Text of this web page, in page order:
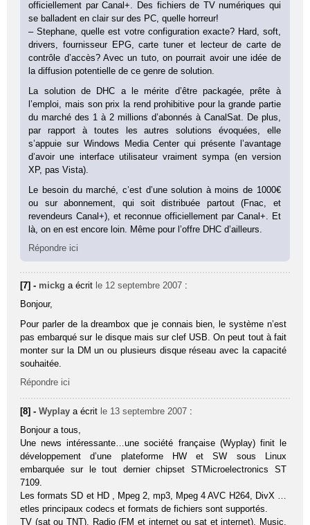
officiellement par Canal+. Des fichiers de TV numériques qui
se balladent en clair sur des PC, quelle horreur!
– Stephane, quelle est votre configuration exacte? Hard, soft,
drivers, fournisseur EPG, carte tuner et lecteur de carte de
contrôle d’accès? Avec un tuto, on pourrait avoir une idée de
la diffusion potentielle de ce genre de solution.
La solution de DHC a le mérite d’être packagée, prête à
l’emploi, mais son prix la rend prohibitive pour la grande partie
du marché des 1 à 2 millions d’abonnés à CanalSat. De plus,
par rapport à toutes les autres solutions évoquées, elle
s’appuie sur Windows Media Center qui présente l’avantage
d’avoir une interface utilisateur vraiment sympa (en version
XP, pas Vista).
Le besoin du marché, c’est d’une solution à moins de 1000€
ou sur abonnement, qui soit distribuée partout (Fnac, et
revendeurs Canal+), et reconnue officiellement par Canal+. Et
là, on en est encore loin. Même pour l’offre DHC d’ailleurs.
Répondre ici
[7] - mickg a écrit le 12 septembre 2007 :
Bonjour,
Pour parler de la dreambox que je connais bien, le système n’est
pas embarqué sur le disque mais sur clef USB. On peut tout à fait
monter sur la DM un ou plusieurs disque réseau avec la capacité
souhaitée.
Répondre ici
[8] -Wyplay a écrit le 13 septembre 2007 :
Bonjour a tous,
Une news intéressante…une société française (Wyplay) finit le
développement d’une plateforme HW et SW sous Linux
embarquée sur le tout dernier chipset STMicroelectronics ST
7109.
Les formats SD et HD , Mpeg 2, mp3, Mpeg 4 AVC H264, DivX …
etles principaux codecs et formats de fichiers sont supportés.
TV (sat ou TNT), Radio (FM et internet ou sat et internet), Music,